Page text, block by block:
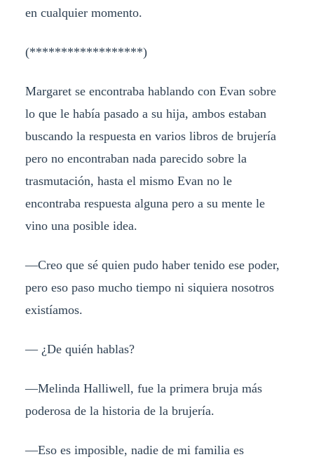
en cualquier momento.
(******************)
Margaret se encontraba hablando con Evan sobre
lo que le había pasado a su hija, ambos estaban
buscando la respuesta en varios libros de brujería
pero no encontraban nada parecido sobre la
trasmutación, hasta el mismo Evan no le
encontraba respuesta alguna pero a su mente le
vino una posible idea.
—Creo que sé quien pudo haber tenido ese poder,
pero eso paso mucho tiempo ni siquiera nosotros
existíamos.
— ¿De quién hablas?
—Melinda Halliwell, fue la primera bruja más
poderosa de la historia de la brujería.
—Eso es imposible, nadie de mi familia es